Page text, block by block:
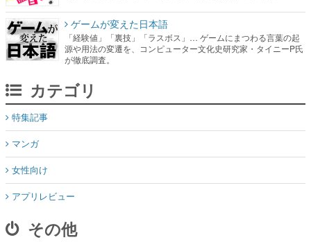
ゲームが変えた日本語
「経験値」「裏技」「ラスボス」… ゲームにまつわる言葉の起
源や用法の変遷を、コンピューター文化史研究家・タイニーP氏
が徹底調査。
カテゴリ
特集記事
マンガ
女性向け
アプリレビュー
その他